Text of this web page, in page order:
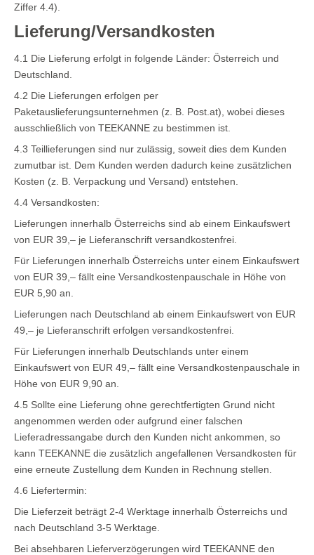
Ziffer 4.4).
Lieferung/Versandkosten
4.1 Die Lieferung erfolgt in folgende Länder: Österreich und
Deutschland.
4.2 Die Lieferungen erfolgen per
Paketauslieferungsunternehmen (z. B. Post.at), wobei dieses
ausschließlich von TEEKANNE zu bestimmen ist.
4.3 Teillieferungen sind nur zulässig, soweit dies dem Kunden
zumutbar ist. Dem Kunden werden dadurch keine zusätzlichen
Kosten (z. B. Verpackung und Versand) entstehen.
4.4 Versandkosten:
Lieferungen innerhalb Österreichs sind ab einem Einkaufswert
von EUR 39,– je Lieferanschrift versandkostenfrei.
Für Lieferungen innerhalb Österreichs unter einem Einkaufswert
von EUR 39,– fällt eine Versandkostenpauschale in Höhe von
EUR 5,90 an.
Lieferungen nach Deutschland ab einem Einkaufswert von EUR
49,– je Lieferanschrift erfolgen versandkostenfrei.
Für Lieferungen innerhalb Deutschlands unter einem
Einkaufswert von EUR 49,– fällt eine Versandkostenpauschale in
Höhe von EUR 9,90 an.
4.5 Sollte eine Lieferung ohne gerechtfertigten Grund nicht
angenommen werden oder aufgrund einer falschen
Lieferadressangabe durch den Kunden nicht ankommen, so
kann TEEKANNE die zusätzlich angefallenen Versandkosten für
eine erneute Zustellung dem Kunden in Rechnung stellen.
4.6 Liefertermin:
Die Lieferzeit beträgt 2-4 Werktage innerhalb Österreichs und
nach Deutschland 3-5 Werktage.
Bei absehbaren Lieferverzögerungen wird TEEKANNE den